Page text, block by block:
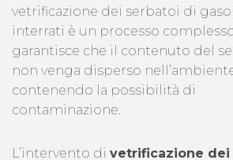
vetrificazione dei serbatoi di
interrati è un processo
garantisce che il contenuto del
non venga disperso
contenendo la possibilità di
contaminazione.
L’intervento di vetrificazione dei